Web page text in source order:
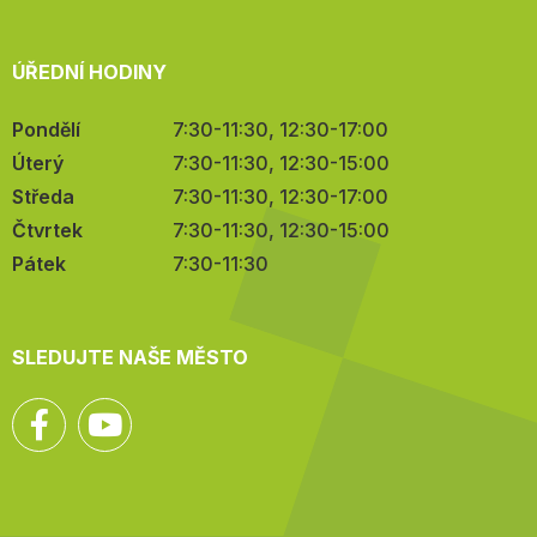
ÚŘEDNÍ HODINY
Pondělí
7:30-11:30, 12:30-17:00
Úterý
7:30-11:30, 12:30-15:00
Středa
7:30-11:30, 12:30-17:00
Čtvrtek
7:30-11:30, 12:30-15:00
Pátek
7:30-11:30
SLEDUJTE NAŠE MĚSTO
Facebook